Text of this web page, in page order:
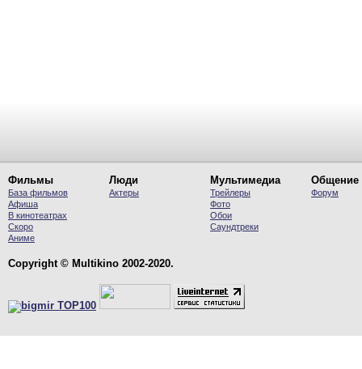
Фильмы
База фильмов
Афиша
В кинотеатрах
Скоро
Аниме
Люди
Актеры
Мультимедиа
Трейлеры
Фото
Обои
Саундтреки
Общение
Форум
Copyright © Multikino 2002-2020.